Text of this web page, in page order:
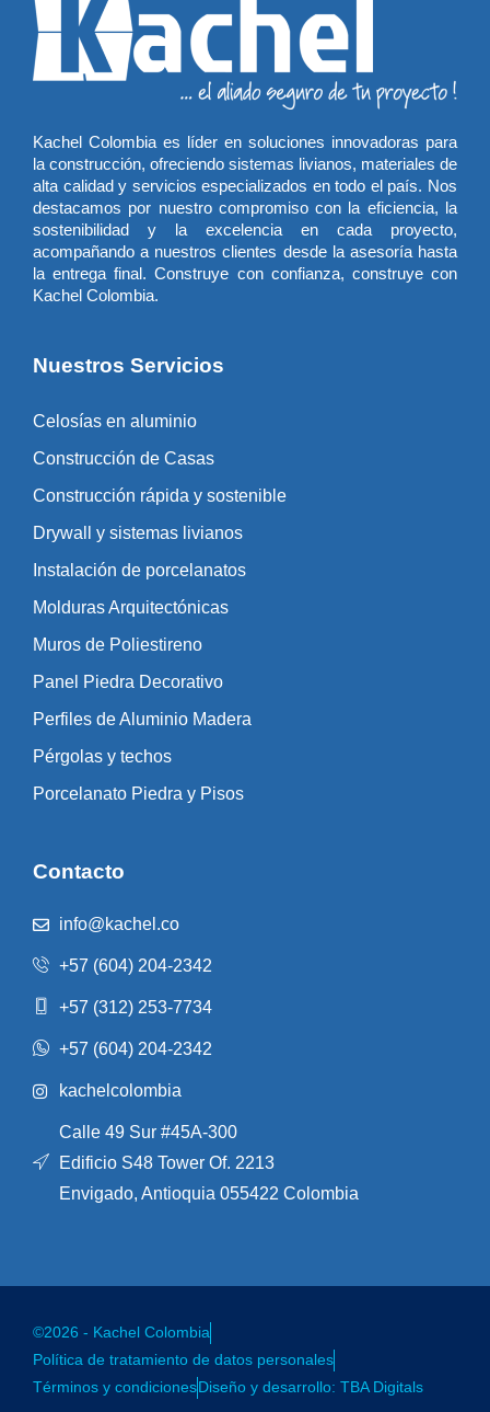
Kachel Colombia es líder en soluciones innovadoras para
la construcción, ofreciendo sistemas livianos, materiales de
alta calidad y servicios especializados en todo el país. Nos
destacamos por nuestro compromiso con la eficiencia, la
sostenibilidad y la excelencia en cada proyecto,
acompañando a nuestros clientes desde la asesoría hasta
la entrega final. Construye con confianza, construye con
Kachel Colombia.
Nuestros Servicios
Celosías en aluminio
Construcción de Casas
Construcción rápida y sostenible
Drywall y sistemas livianos
Instalación de porcelanatos
Molduras Arquitectónicas
Muros de Poliestireno
Panel Piedra Decorativo
Perfiles de Aluminio Madera
Pérgolas y techos
Porcelanato Piedra y Pisos
Contacto
info@kachel.co
+57 (604) 204-2342
+57 (312) 253-7734
+57 (604) 204-2342
kachelcolombia
Calle 49 Sur #45A-300
Edificio S48 Tower Of. 2213
Envigado, Antioquia 055422 Colombia
©2026 - Kachel Colombia
Política de tratamiento de datos personales
Términos y condicionesDiseño y desarrollo: TBA Digitals